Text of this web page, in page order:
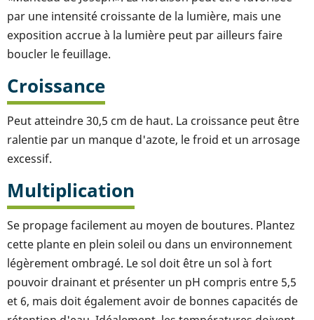
par une intensité croissante de la lumière, mais une
exposition accrue à la lumière peut par ailleurs faire
boucler le feuillage.
Croissance
Peut atteindre 30,5 cm de haut. La croissance peut être
ralentie par un manque d'azote, le froid et un arrosage
excessif.
Multiplication
Se propage facilement au moyen de boutures. Plantez
cette plante en plein soleil ou dans un environnement
légèrement ombragé. Le sol doit être un sol à fort
pouvoir drainant et présenter un pH compris entre 5,5
et 6, mais doit également avoir de bonnes capacités de